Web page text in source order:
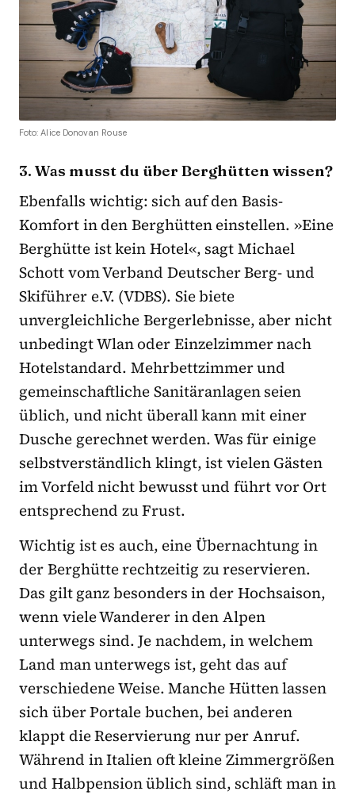
Foto: Alice Donovan Rouse
3. Was musst du über Berghütten wissen?
Ebenfalls wichtig: sich auf den Basis-
Komfort in den Berghütten einstellen. »Eine
Berghütte ist kein Hotel«, sagt Michael
Schott vom Verband Deutscher Berg- und
Skiführer e.V. (VDBS). Sie biete
unvergleichliche Bergerlebnisse, aber nicht
unbedingt Wlan oder Einzelzimmer nach
Hotelstandard. Mehrbettzimmer und
gemeinschaftliche Sanitäranlagen seien
üblich, und nicht überall kann mit einer
Dusche gerechnet werden. Was für einige
selbstverständlich klingt, ist vielen Gästen
im Vorfeld nicht bewusst und führt vor Ort
entsprechend zu Frust.
Wichtig ist es auch, eine Übernachtung in
der Berghütte rechtzeitig zu reservieren.
Das gilt ganz besonders in der Hochsaison,
wenn viele Wanderer in den Alpen
unterwegs sind. Je nachdem, in welchem
Land man unterwegs ist, geht das auf
verschiedene Weise. Manche Hütten lassen
sich über Portale buchen, bei anderen
klappt die Reservierung nur per Anruf.
Während in Italien oft kleine Zimmergrößen
und Halbpension üblich sind, schläft man in